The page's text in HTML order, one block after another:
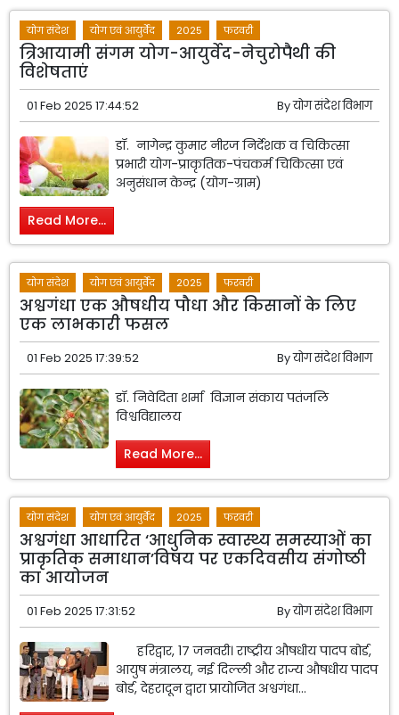
योग संदेश योग एवं आयुर्वेद 2025 फरवरी
त्रिआयामी संगम योग-आयुर्वेद-नेचुरोपैथी की
विशेषताएं
01 Feb 2025 17:44:52 Byयोग संदेश विभाग
डॉ. नागेन्द्र कुमार नीरज निर्देशक व चिकित्सा
प्रभारी योग-प्राकृतिक-पंचकर्म चिकित्सा एवं
अनुसंधान केन्द्र (योग-ग्राम)
Read More...
योग संदेश योग एवं आयुर्वेद 2025 फरवरी
अश्वगंधा एक औषधीय पौधा और किसानों के लिए
एक लाभकारी फसल
01 Feb 2025 17:39:52 Byयोग संदेश विभाग
डॉ. निवेदिता शर्मा विज्ञान संकाय पतंजलि
विश्वविद्यालय
Read More...
योग संदेश योग एवं आयुर्वेद 2025 फरवरी
अश्वगंधा आधारित ‘आधुनिक स्वास्थ्य समस्याओं का
प्राकृतिक समाधान’विषय पर एकदिवसीय संगोष्ठी
का आयोजन
01 Feb 2025 17:31:52 Byयोग संदेश विभाग
हरिद्वार, 1७ जनवरी। राष्ट्रीय औषधीय पादप बोर्ड,
आयुष मंत्रालय, नई दिल्ली और राज्य औषधीय पादप
बोर्ड, देहरादून द्वारा प्रायोजित अश्वगंधा...